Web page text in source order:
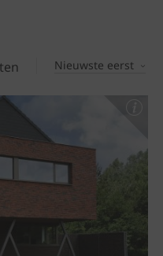
Nieuwste eerst